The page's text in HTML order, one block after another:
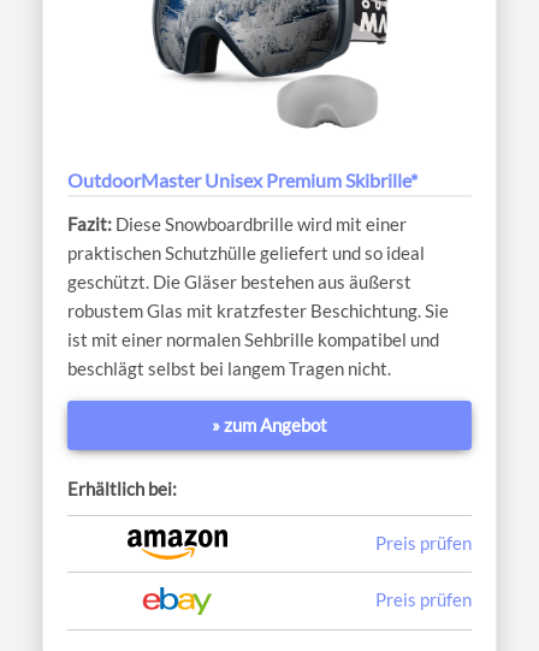
OutdoorMaster Unisex Premium Skibrille*
Diese Snowboardbrille wird mit einer
praktischen Schutzhülle geliefert und so ideal
geschützt. Die Gläser bestehen aus äußerst
robustem Glas mit kratzfester Beschichtung. Sie
ist mit einer normalen Sehbrille kompatibel und
beschlägt selbst bei langem Tragen nicht.
» zum Angebot
Erhältlich bei:
Preis prüfen
Preis prüfen